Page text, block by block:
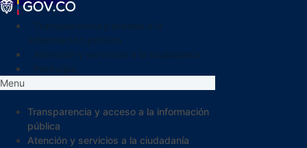
Menu
Transparencia y acceso a la información
pública
Atención y servicios a la ciudadanía